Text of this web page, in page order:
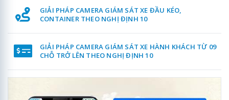
GIẢI PHÁP CAMERA GIÁM SÁT XE ĐẦU KÉO,
CONTAINER THEO NGHỊ ĐỊNH 10
GIẢI PHÁP CAMERA GIÁM SÁT XE HÀNH KHÁCH TỪ 09
CHỖ TRỞ LÊN THEO NGHỊ ĐỊNH 10